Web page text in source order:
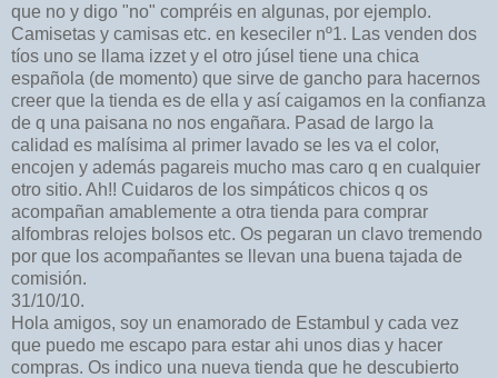
que no y digo "no" compréis en algunas, por ejemplo.
Camisetas y camisas etc. en keseciler nº1. Las venden dos
tíos uno se llama izzet y el otro júsel tiene una chica
española (de momento) que sirve de gancho para hacernos
creer que la tienda es de ella y así caigamos en la confianza
de q una paisana no nos engañara. Pasad de largo la
calidad es malísima al primer lavado se les va el color,
encojen y además pagareis mucho mas caro q en cualquier
otro sitio. Ah!! Cuidaros de los simpáticos chicos q os
acompañan amablemente a otra tienda para comprar
alfombras relojes bolsos etc. Os pegaran un clavo tremendo
por que los acompañantes se llevan una buena tajada de
comisión.
31/10/10.
Hola amigos, soy un enamorado de Estambul y cada vez
que puedo me escapo para estar ahi unos dias y hacer
compras. Os indico una nueva tienda que he descubierto